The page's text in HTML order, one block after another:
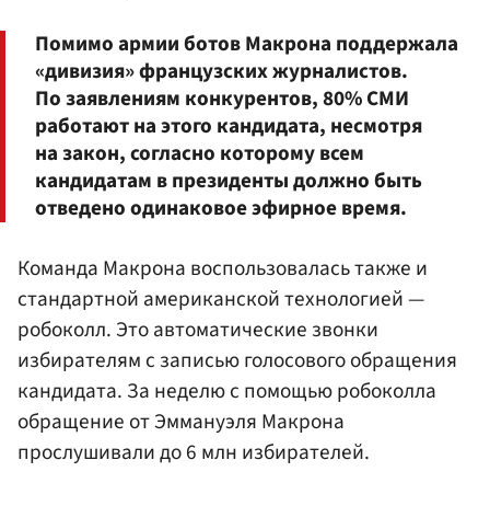
Помимо армии ботов Макрона поддержала
«дивизия» французских журналистов.
По заявлениям конкурентов, 80% СМИ
работают на этого кандидата, несмотря
на закон, согласно которому всем
кандидатам в президенты должно быть
отведено одинаковое эфирное время.
Команда Макрона воспользовалась также и
стандартной американской технологией —
робоколл. Это автоматические звонки
избирателям с записью голосового обращения
кандидата. За неделю с помощью робоколла
обращение от Эммануэля Макрона
прослушивали до 6 млн избирателей.